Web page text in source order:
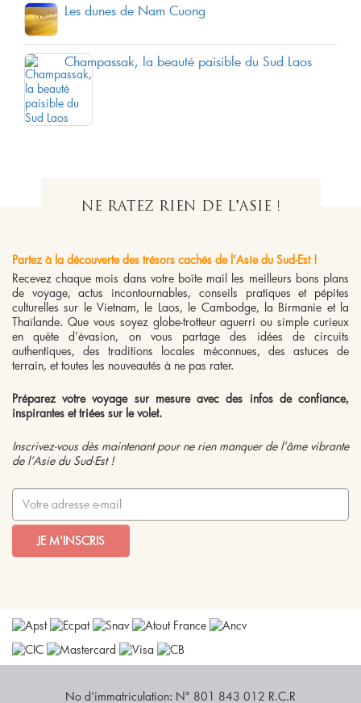
Les dunes de Nam Cuong
Champassak, la beauté paisible du Sud Laos
NE RATEZ RIEN DE L'ASIE !
Partez à la découverte des trésors cachés de l’Asie du Sud-Est !
Recevez chaque mois dans votre boîte mail les meilleurs bons plans
de voyage, actus incontournables, conseils pratiques et pépites
culturelles sur le Vietnam, le Laos, le Cambodge, la Birmanie et la
Thaïlande. Que vous soyez globe-trotteur aguerri ou simple curieux
en quête d’évasion, on vous partage des idées de circuits
authentiques, des traditions locales méconnues, des astuces de
terrain, et toutes les nouveautés à ne pas rater.
Préparez votre voyage sur mesure avec des infos de confiance,
inspirantes et triées sur le volet.
Inscrivez-vous dès maintenant pour ne rien manquer de l’âme vibrante
de l’Asie du Sud-Est !
JE M'INSCRIS
No d'immatriculation: N° 801 843 012 R.C.R